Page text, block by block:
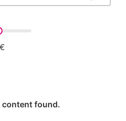
content found.